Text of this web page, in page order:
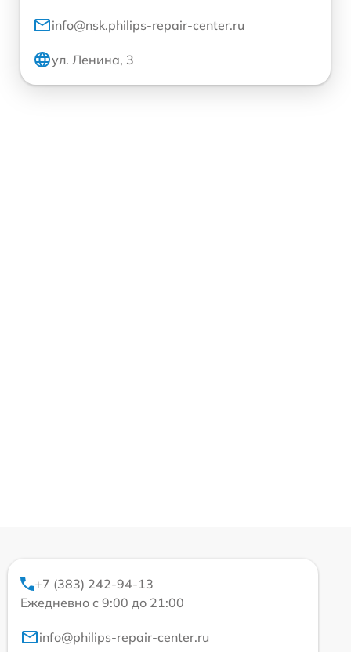
info@nsk.philips-repair-center.ru
ул. Ленина, 3
+7 (383) 242-94-13
Ежедневно с 9:00 до 21:00
info@philips-repair-center.ru